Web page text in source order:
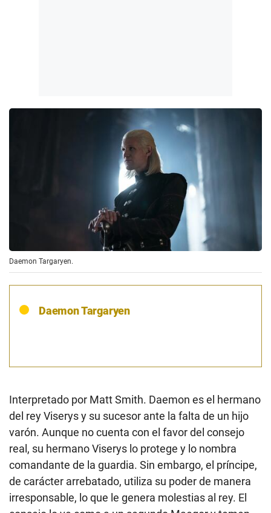
Daemon Targaryen.
Daemon Targaryen
Interpretado por Matt Smith. Daemon es el hermano
del rey Viserys y su sucesor ante la falta de un hijo
varón. Aunque no cuenta con el favor del consejo
real, su hermano Viserys lo protege y lo nombra
comandante de la guardia. Sin embargo, el príncipe,
de carácter arrebatado, utiliza su poder de manera
irresponsable, lo que le genera molestias al rey. El